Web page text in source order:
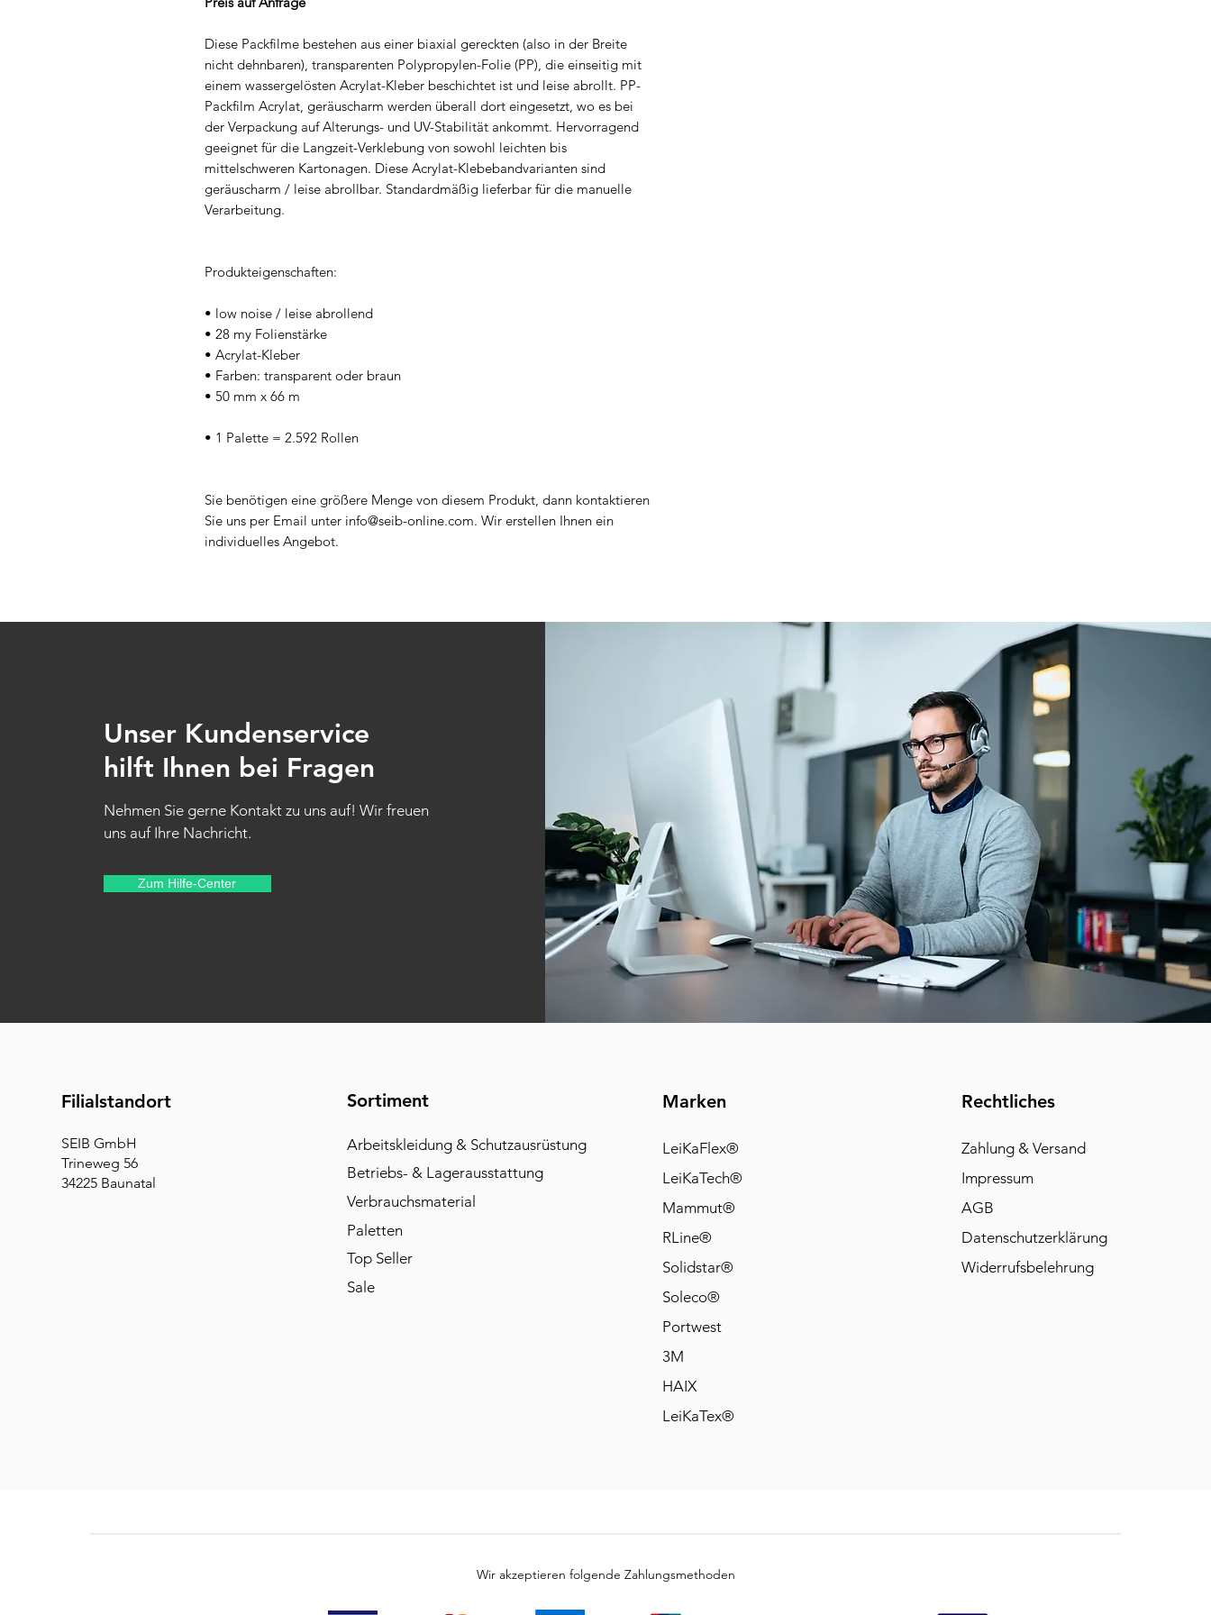
Diese Packfilme bestehen aus einer biaxial gereckten (also in der Breite
nicht dehnbaren), transparenten Polypropylen-Folie (PP), die einseitig mit
einem wassergelösten Acrylat-Kleber beschichtet ist und leise abrollt. PP-
Packfilm Acrylat, geräuscharm werden überall dort eingesetzt, wo es bei
der Verpackung auf Alterungs- und UV-Stabilität ankommt. Hervorragend
geeignet für die Langzeit-Verklebung von sowohl leichten bis
mittelschweren Kartonagen. Diese Acrylat-Klebebandvarianten sind
geräuscharm / leise abrollbar. Standardmäßig lieferbar für die manuelle
Verarbeitung.
Produkteigenschaften:
• low noise / leise abrollend
• 28 my Folienstärke
• Acrylat-Kleber
• Farben: transparent oder braun
• 50 mm x 66 m
• 1 Palette = 2.592 Rollen
Sie benötigen eine größere Menge von diesem Produkt, dann kontaktieren
Sie uns per Email unter info@seib-online.com. Wir erstellen Ihnen ein
individuelles Angebot.
Unser Kundenservice
hilft Ihnen bei Fragen
Nehmen Sie gerne Kontakt zu uns auf! Wir freuen
uns auf Ihre Nachricht.
Zum Hilfe-Center
Filialstandort
SEIB GmbH
Trineweg 56
34225 Baunatal
Sortiment
Arbeitskleidung & Schutzausrüstung
Betriebs- & Lagerausstattung
Verbrauchsmaterial
Paletten
Top Seller
Sale
Marken
LeiKaFlex®
LeiKaTech®
Mammut®
RLine®
Solidstar®
Soleco®
Portwest
3M
HAIX
LeiKaTex®
Rechtliches
Zahlung & Versand
Impressum
AGB
Datenschutzerklärung
Widerrufsbelehrung
Wir akzeptieren folgende Zahlungsmethoden